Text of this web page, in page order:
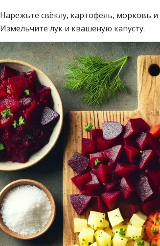
Нарежьте свёклу, картофель, морковь
Измельчите лук и квашеную капусту.